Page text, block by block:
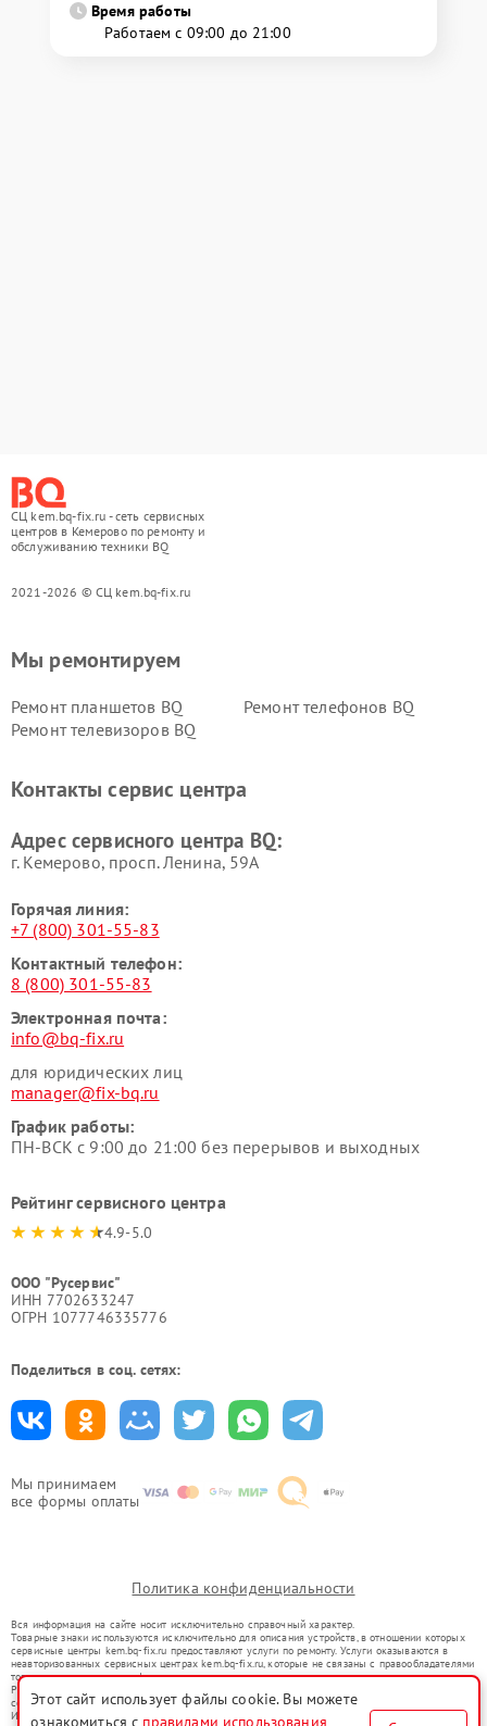
Время работы
Работаем с 09:00 до 21:00
СЦ kem.bq-fix.ru - сеть сервисных
центров в Кемерово по ремонту и
обслуживанию техники BQ
2021-2026 © СЦ kem.bq-fix.ru
Мы принимаем
все формы оплаты
Мы ремонтируем
Ремонт планшетов BQ
Ремонт телефонов BQ
Ремонт телевизоров BQ
Контакты сервис центра
Адрес сервисного центра BQ:
г. Кемерово, просп. Ленина, 59А
Горячая линия:
+7 (800) 301-55-83
Контактный телефон:
8 (800) 301-55-83
Электронная почта:
info@bq-fix.ru
для юридических лиц
manager@fix-bq.ru
График работы:
ПН-ВСК с 9:00 до 21:00 без перерывов и выходных
Рейтинг сервисного центра
4.9-5.0
ООО "Русервис"
ИНН 7702633247
ОГРН 1077746335776
Поделиться в соц. сетях:
Политика конфиденциальности
Вся информация на сайте носит исключительно справочный характер.
Товарные знаки используются исключительно для описания устройств, в отношении которых
сервисные центры kem.bq-fix.ru предоставляют услуги по ремонту. Услуги оказываются в
неавторизованных сервисных центрах kem.bq-fix.ru, которые не связаны с правообладателями
товарных знаков или их официальными представителями.
Ремонт осуществляется для устройств, уже введенных в гражданский оборот в соответствии
со статьей 1487 ГК РФ.
Использование товарных знаков не преследует цели индивидуализации услуг или введения
Этот сайт использует файлы cookie. Вы можете
ознакомиться с правилами использования